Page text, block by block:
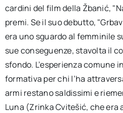
cardini del film della Žbanić,
premi. Se il suo debutto,
era uno sguardo al femminile
sue conseguenze, stavolta il
sfondo. L’esperienza comune
formativa per chi l’ha
armi restano saldissimi e
Luna (Zrinka Cvitešić, che era